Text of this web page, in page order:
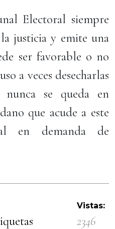
Electoral siempre
justicia y emite una
ser favorable o no
a veces desecharlas
se queda en
que acude a este
en demanda de
Vistas:
2346